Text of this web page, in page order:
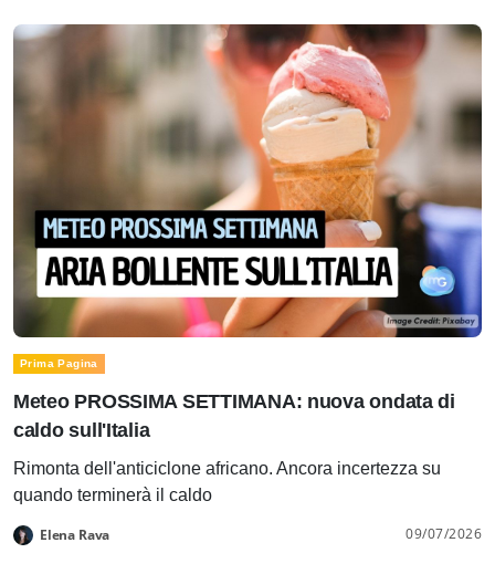
Prima Pagina
Meteo PROSSIMA SETTIMANA: nuova ondata di
caldo sull'Italia
Rimonta dell'anticiclone africano. Ancora incertezza su
quando terminerà il caldo
Elena Rava 09/07/2026